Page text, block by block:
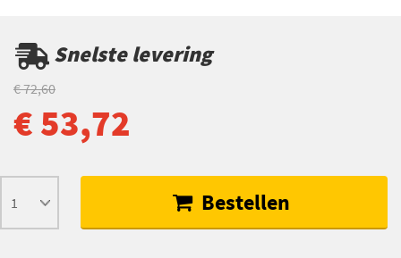
Snelste levering
€ 72,60
€ 53,72
Bestellen